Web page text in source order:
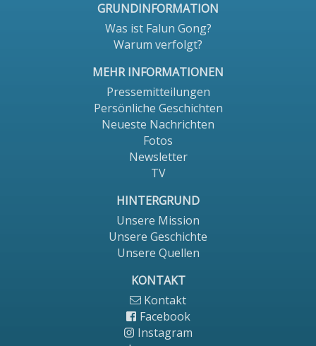
GRUNDINFORMATION
Was ist Falun Gong?
Warum verfolgt?
MEHR INFORMATIONEN
Pressemitteilungen
Persönliche Geschichten
Neueste Nachrichten
Fotos
Newsletter
TV
HINTERGRUND
Unsere Mission
Unsere Geschichte
Unsere Quellen
KONTAKT
Kontakt
Facebook
Instagram